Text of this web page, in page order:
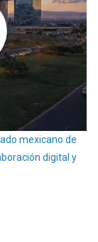
mexicano de
digital y